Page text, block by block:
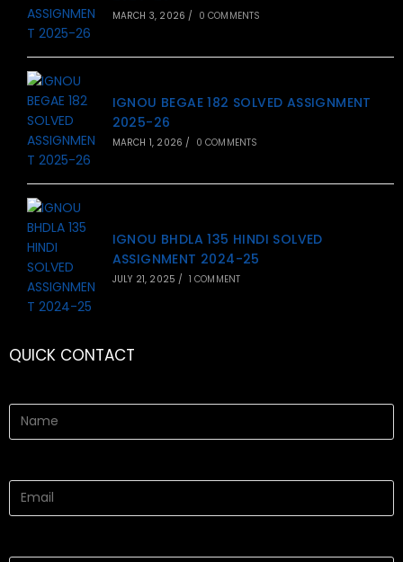
MARCH 3, 2026 / 0 COMMENTS
IGNOU BEGAE 182 SOLVED ASSIGNMENT
2025-26
MARCH 1, 2026 / 0 COMMENTS
IGNOU BHDLA 135 HINDI SOLVED
ASSIGNMENT 2024-25
JULY 21, 2025 / 1 COMMENT
QUICK CONTACT